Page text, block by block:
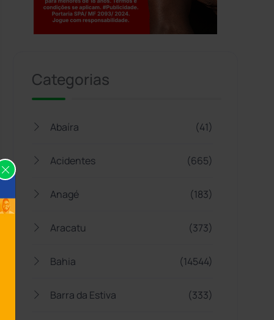
Categorias
Abaíra (41)
Acidentes (665)
Anagé (183)
Aracatu (373)
Bahia (14544)
Barra da Estiva (333)